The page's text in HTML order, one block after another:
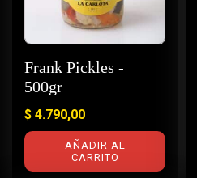
Frank Pickles -
500gr
$ 4.790,00
AÑADIR AL
CARRITO